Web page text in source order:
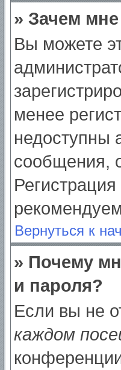
» Зачем
Вы можете
менее
недоступны
сообщения,
Вернуться к
» Почему
и пароля?
Если вы не
каждом